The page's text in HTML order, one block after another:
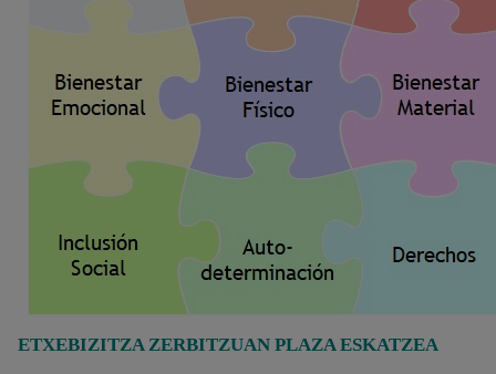
ETXEBIZITZA ZERBITZUAN PLAZA ESKATZEA